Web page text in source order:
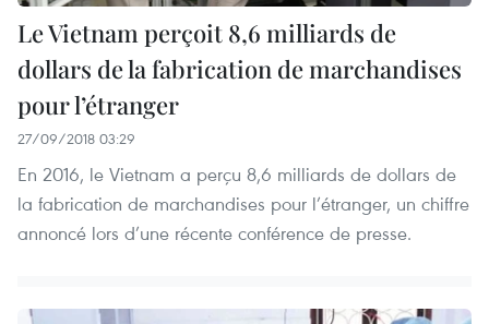
Le Vietnam perçoit 8,6 milliards de
dollars de la fabrication de marchandises
pour l’étranger
27/09/2018 03:29
En 2016, le Vietnam a perçu 8,6 milliards de dollars de
la fabrication de marchandises pour l’étranger, un chiffre
annoncé lors d’une récente conférence de presse.